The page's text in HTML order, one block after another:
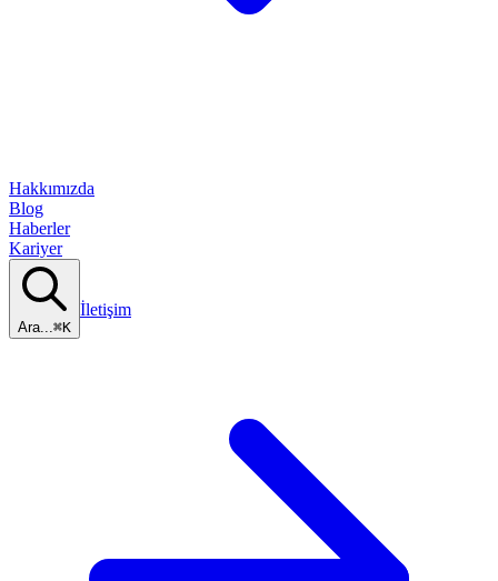
Hakkımızda
Blog
Haberler
Kariyer
Ara...⌘K
İletişim